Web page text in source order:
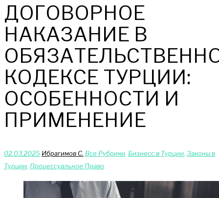
ДОГОВОРНОЕ
НАКАЗАНИЕ В
КОДЕКСЕ ТУРЦИИ:
ОСОБЕННОСТИ И
ПРИМЕНЕНИЕ
02.03.2025 Ибрагимов С. Bce Pyбрики Бизнесс в Турции Законы в
Турции Процессуальное Право